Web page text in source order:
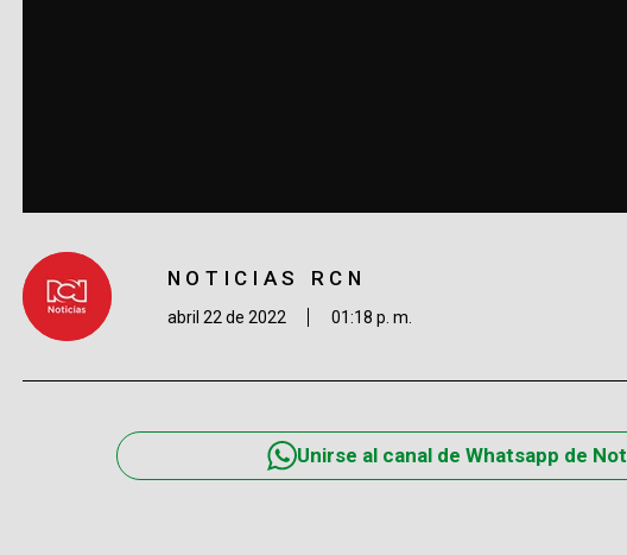
NOTICIAS RCN
abril 22 de 2022 01:18 p. m.
Unirse al canal de Whatsapp de